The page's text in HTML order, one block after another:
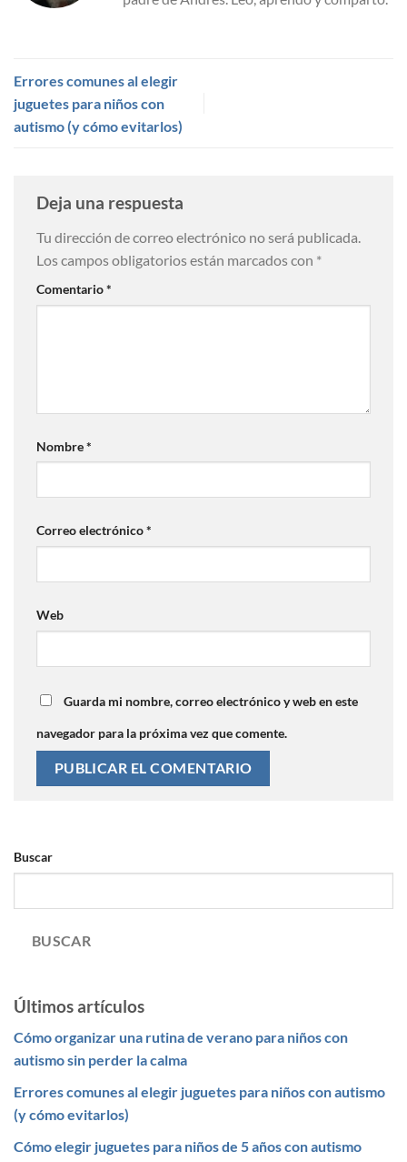
Errores comunes al elegir
juguetes para niños con
autismo (y cómo evitarlos)
Deja una respuesta
Tu dirección de correo electrónico no será publicada.
Los campos obligatorios están marcados con *
Comentario*
Nombre*
Correo electrónico*
Web
Guarda mi nombre, correo electrónico y web en este
navegador para la próxima vez que comente.
Buscar
BUSCAR
Últimos artículos
Cómo organizar una rutina de verano para niños con
autismo sin perder la calma
Errores comunes al elegir juguetes para niños con autismo
(y cómo evitarlos)
Cómo elegir juguetes para niños de 5 años con autismo